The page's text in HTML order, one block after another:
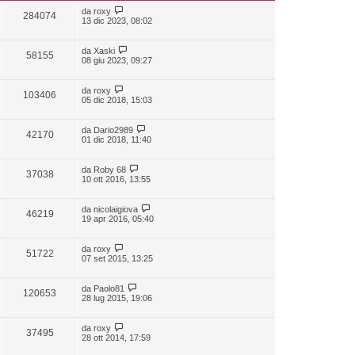
284074 da roxy
13 dic 2023, 08:02
58155 da Xaski
08 giu 2023, 09:27
103406 da roxy
05 dic 2018, 15:03
42170 da Dario2989
01 dic 2018, 11:40
37038 da Roby 68
10 ott 2016, 13:55
46219 da nicolaigiova
19 apr 2016, 05:40
51722 da roxy
07 set 2015, 13:25
120653 da Paolo81
28 lug 2015, 19:06
37495 da roxy
28 ott 2014, 17:59